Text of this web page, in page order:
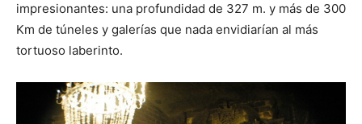
impresionantes: una profundidad de 327 m. y más de 300
Km de túneles y galerías que nada envidiarían al más
tortuoso laberinto.